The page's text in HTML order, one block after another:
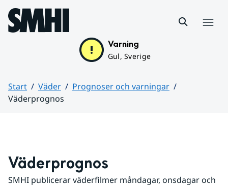
Hoppa till sidans innehåll
Varning
Gul, Sverige
Start Väder
Prognoser och varningar
Väderprognos
Väderprognos
SMHI publicerar väderfilmer måndagar, onsdagar och